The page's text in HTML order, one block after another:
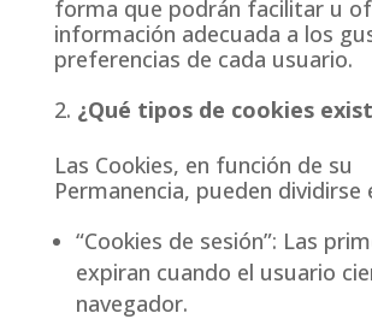
forma que podrán facilitar u
información adecuada a los
preferencias de cada usuario.
¿Qué tipos de cookies
Las Cookies, en función de su
Permanencia, pueden dividirse
“Cookies de sesión”: Las
expiran cuando el usuario
navegador.